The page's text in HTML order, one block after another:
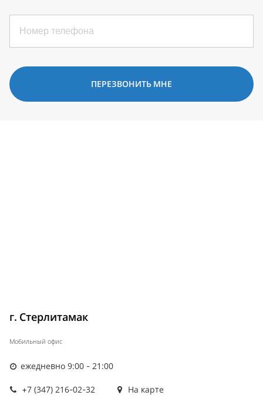
ПЕРЕЗВОНИТЬ МНЕ
г. Стерлитамак
Мобильный офис
ежедневно 9:00 - 21:00
+7 (347) 216-02-32 На карте